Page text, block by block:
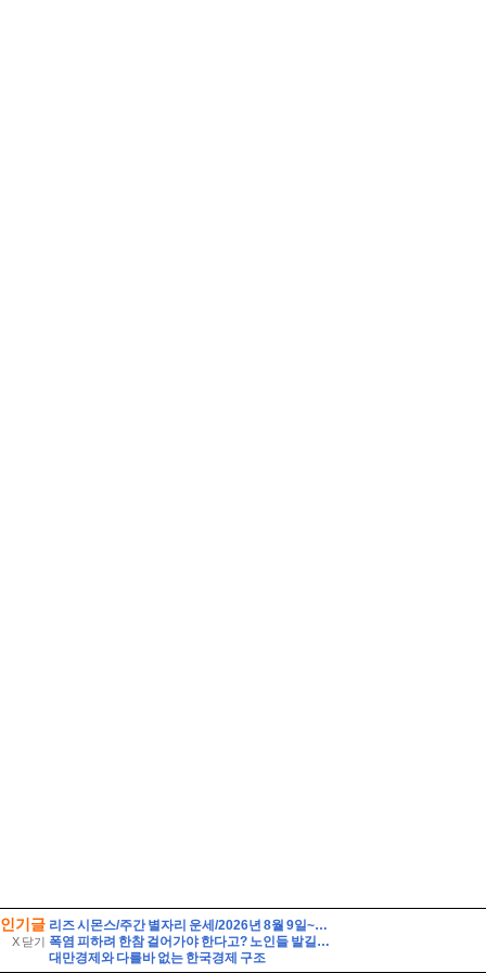
인기글
X 닫기
리즈 시몬스/주간 별자리 운세/2026년 8월 9일~8월 15일/천칭·전갈·사수·염소자리
폭염 피하려 한참 걸어가야 한다고? 노인들 발길 막는 ‘무더위쉼터’ 실태
대만경제와 다를바 없는 한국경제 구조